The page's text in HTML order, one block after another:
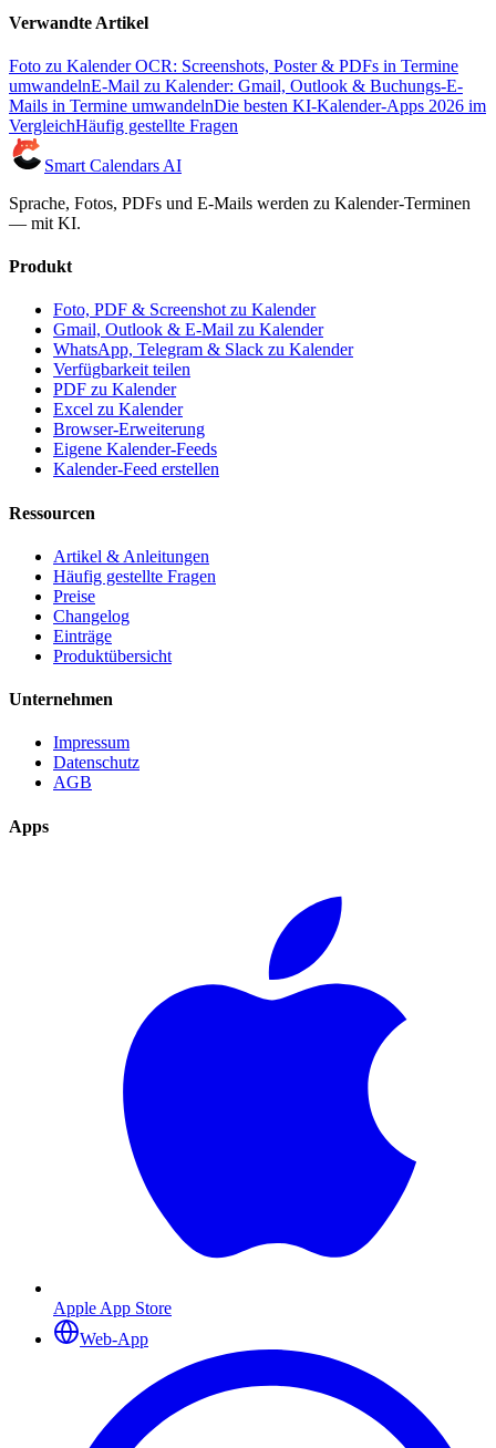
Verwandte Artikel
Foto zu Kalender OCR: Screenshots, Poster & PDFs in Termine
umwandelnE-Mail zu Kalender: Gmail, Outlook & Buchungs-E-
Mails in Termine umwandelnDie besten KI-Kalender-Apps 2026 im
VergleichHäufig gestellte Fragen
Smart Calendars AI
Sprache, Fotos, PDFs und E-Mails werden zu Kalender-Terminen
— mit KI.
Produkt
Foto, PDF & Screenshot zu Kalender
Gmail, Outlook & E-Mail zu Kalender
WhatsApp, Telegram & Slack zu Kalender
Verfügbarkeit teilen
PDF zu Kalender
Excel zu Kalender
Browser-Erweiterung
Eigene Kalender-Feeds
Kalender-Feed erstellen
Ressourcen
Artikel & Anleitungen
Häufig gestellte Fragen
Preise
Changelog
Einträge
Produktübersicht
Unternehmen
Impressum
Datenschutz
AGB
Apps
Apple App Store
Web-App